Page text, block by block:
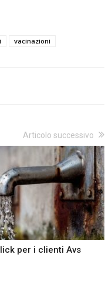
vacinazioni
Articolo successivo
per i clienti Avs